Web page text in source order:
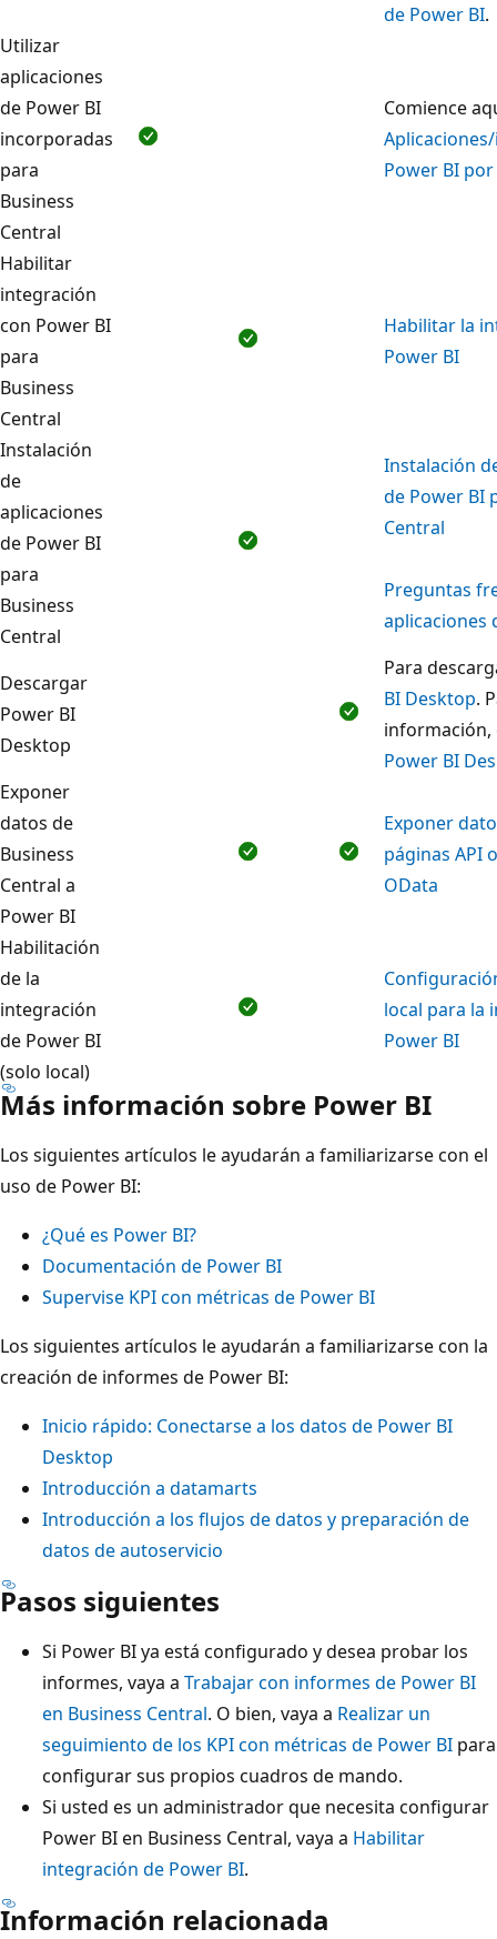
de Power BI.
Utilizar
aplicaciones
de Power BI
incorporadas
para
Business
Central
Comience
Power BI
Habilitar
integración
con Power BI
para
Business
Central
Habilitar la
Power BI
Instalación
de
aplicaciones
de Power BI
para
Business
Central
Instalación
de Power BI
Central
Preguntas
aplicaciones
Descargar
Power BI
Desktop
Para
BI Desktop.
Power BI
Exponer
datos de
Business
Central a
Power BI
Exponer
páginas API
OData
Habilitación
de la
integración
de Power BI
(solo local)
local para la
Power BI
Más información sobre Power BI
Los siguientes artículos le ayudarán a familiarizarse con el
uso de Power BI:
¿Qué es Power BI?
Documentación de Power BI
Supervise KPI con métricas de Power BI
Los siguientes artículos le ayudarán a familiarizarse con la
creación de informes de Power BI:
Inicio rápido: Conectarse a los datos de Power BI
Desktop
Introducción a datamarts
Introducción a los flujos de datos y preparación de
datos de autoservicio
Pasos siguientes
Si Power BI ya está configurado y desea probar los
informes, vaya a Trabajar con informes de Power BI
en Business Central. O bien, vaya a Realizar un
seguimiento de los KPI con métricas de Power BI para
configurar sus propios cuadros de mando.
Si usted es un administrador que necesita configurar
Power BI en Business Central, vaya a Habilitar
integración de Power BI.
Información relacionada